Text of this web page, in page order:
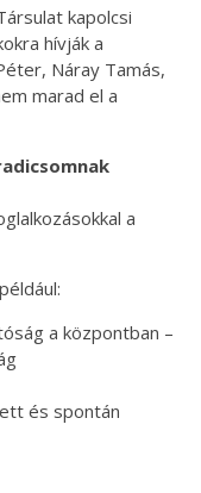
kapolcsi
hívják a
Náray Tamás,
marad el a
a
a központban –
és spontán